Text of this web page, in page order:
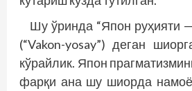
Шу ўринда “Япон руҳияти
(“Vakon-yosay”) деган
кўрайлик. Япон
фарқи ана шу шиорда